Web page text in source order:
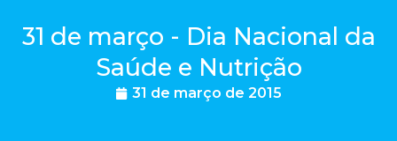
31 de março - Dia Nacional da
Saúde e Nutrição
31 de março de 2015